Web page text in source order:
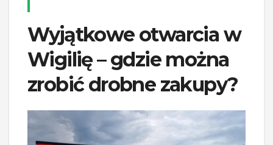
Wyjątkowe otwarcia w
Wigilię – gdzie można
zrobić drobne zakupy?